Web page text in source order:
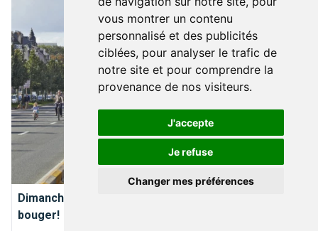
vous montrer un contenu
personnalisé et des publicités
ciblées, pour analyser le trafic de
notre site et pour comprendre la
provenance de nos visiteurs.
J'accepte
Je refuse
Changer mes préférences
Dimanche sans voiture à Bruxelles : il est temps de
bouger!